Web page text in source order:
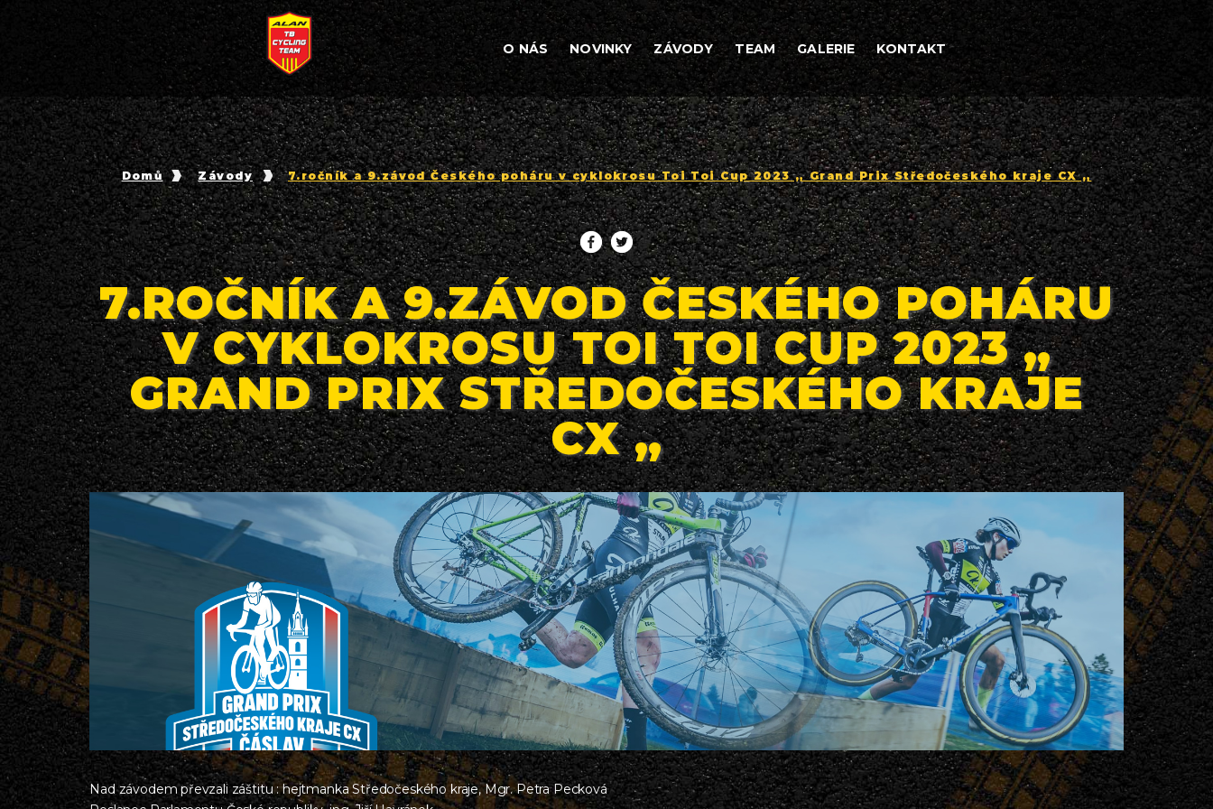
O NÁS NOVINKY ZÁVODY TEAM GALERIE KONTAKT
Domů Závody 7.ročník a 9.závod Českého poháru v cyklokrosu Toi Toi Cup 2023 „ Grand Prix Středočeského kraje CX „
7.ROČNÍK A 9.ZÁVOD ČESKÉHO POHÁRU
V CYKLOKROSU TOI TOI CUP 2023 „
GRAND PRIX STŘEDOČESKÉHO KRAJE
CX „
Nad závodem převzali záštitu : hejtmanka Středočeského kraje, Mgr. Petra Pecková